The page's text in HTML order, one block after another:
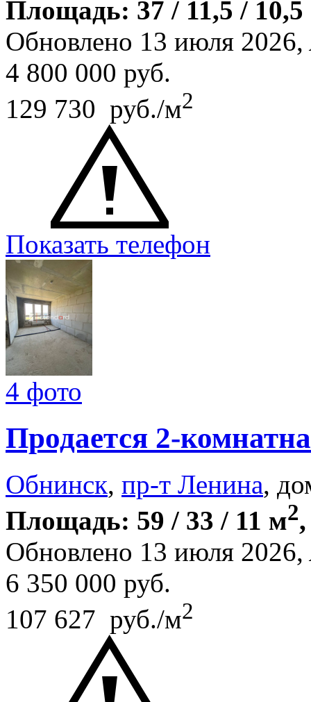
Площадь: 37 / 11,5 /
Обновлено 13 июля 2026,
4 800 000 руб.
129 730 руб./м2
Показать телефон
4 фото
Продается 2-
Обнинск, пр-т Ленина,
Площадь: 59 / 33 / 11 м2
Обновлено 13 июля 2026,
6 350 000 руб.
107 627 руб./м2